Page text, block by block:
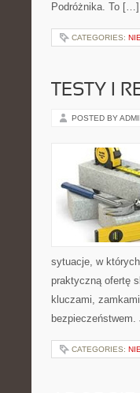
Podróżnika. To […]
CATEGORIES:
TESTY I
POSTED BY
sytuacje, w
praktyczną ofertę
kluczami,
CATEGORIES: